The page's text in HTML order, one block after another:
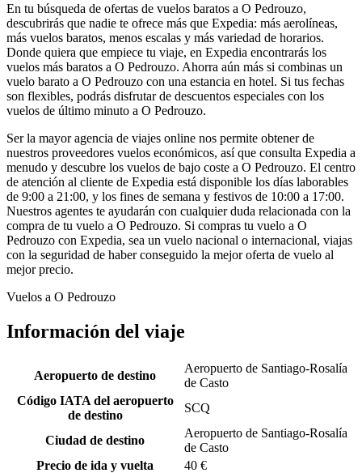
En tu búsqueda de ofertas de vuelos baratos a O Pedrouzo,
descubrirás que nadie te ofrece más que Expedia: más aerolíneas,
más vuelos baratos, menos escalas y más variedad de horarios.
Donde quiera que empiece tu viaje, en Expedia encontrarás los
vuelos más baratos a O Pedrouzo. Ahorra aún más si combinas un
vuelo barato a O Pedrouzo con una estancia en hotel. Si tus fechas
son flexibles, podrás disfrutar de descuentos especiales con los
vuelos de último minuto a O Pedrouzo.
Ser la mayor agencia de viajes online nos permite obtener de
nuestros proveedores vuelos económicos, así que consulta Expedia a
menudo y descubre los vuelos de bajo coste a O Pedrouzo. El centro
de atención al cliente de Expedia está disponible los días laborables
de 9:00 a 21:00, y los fines de semana y festivos de 10:00 a 17:00.
Nuestros agentes te ayudarán con cualquier duda relacionada con la
compra de tu vuelo a O Pedrouzo. Si compras tu vuelo a O
Pedrouzo con Expedia, sea un vuelo nacional o internacional, viajas
con la seguridad de haber conseguido la mejor oferta de vuelo al
mejor precio.
Vuelos a O Pedrouzo
Información del viaje
Aeropuerto de destino
Aeropuerto de Santiago-Rosalía
de Casto
Código IATA del aeropuerto
de destino
SCQ
Ciudad de destino
Aeropuerto de Santiago-Rosalía
de Casto
Precio de ida y vuelta
40 €